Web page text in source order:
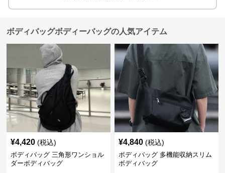
ボディバッグボディーバッグの人気アイテム
¥4,420 (税込)
ボディバッグ 三角形ワンショル
ダーボディバッグ
¥4,840 (税込)
ボディバッグ 多機能収納スリム
ボディバッグ